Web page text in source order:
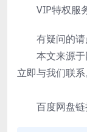
VIP特权服务
有疑问的请
本文来源于
立即与我们联系
百度网盘链